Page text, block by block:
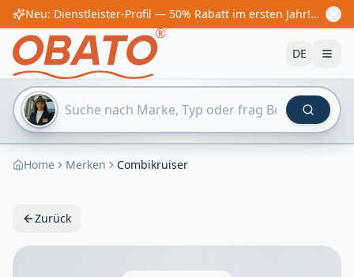
Neu: Dienstleister-Profil — 50% Rabatt im ersten Jahr! Ab €60/Jahr
DE
Home Merken Combikruiser
Zurück